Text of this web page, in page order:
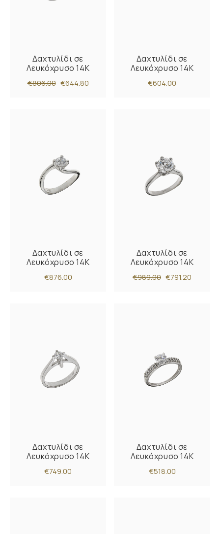
Δαχτυλίδι σε
Λευκόχρυσο 14K
€806.00 €644.80
Δαχτυλίδι σε
Λευκόχρυσο 14K
€604.00
Δαχτυλίδι σε
Λευκόχρυσο 14K
€876.00
Δαχτυλίδι σε
Λευκόχρυσο 14K
€989.00 €791.20
Δαχτυλίδι σε
Λευκόχρυσο 14K
€749.00
Δαχτυλίδι σε
Λευκόχρυσο 14K
€518.00